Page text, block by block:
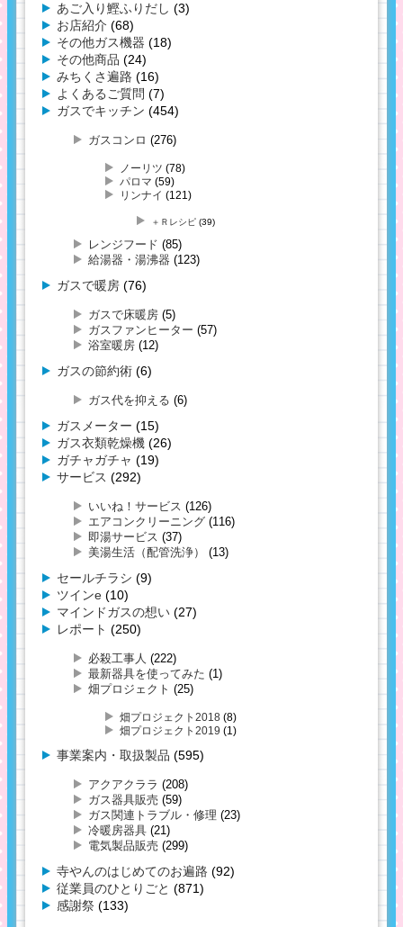
あご入り鰹ふりだし (3)
お店紹介 (68)
その他ガス機器 (18)
その他商品 (24)
みちくさ遍路 (16)
よくあるご質問 (7)
ガスでキッチン (454)
ガスコンロ (276)
ノーリツ (78)
パロマ (59)
リンナイ (121)
＋Ｒレシピ (39)
レンジフード (85)
給湯器・湯沸器 (123)
ガスで暖房 (76)
ガスで床暖房 (5)
ガスファンヒーター (57)
浴室暖房 (12)
ガスの節約術 (6)
ガス代を抑える (6)
ガスメーター (15)
ガス衣類乾燥機 (26)
ガチャガチャ (19)
サービス (292)
いいね！サービス (126)
エアコンクリーニング (116)
即湯サービス (37)
美湯生活（配管洗浄）
(13)
セールチラシ (9)
ツインe (10)
マインドガスの想い (27)
レポート (250)
必殺工事人 (222)
最新器具を使ってみた (1)
畑プロジェクト (25)
畑プロジェクト2018 (8)
畑プロジェクト2019 (1)
事業案内・取扱製品 (595)
アクアクララ (208)
ガス器具販売 (59)
ガス関連トラブル・修理 (23)
冷暖房器具 (21)
電気製品販売 (299)
寺やんのはじめてのお遍路 (92)
従業員のひとりごと (871)
感謝祭 (133)